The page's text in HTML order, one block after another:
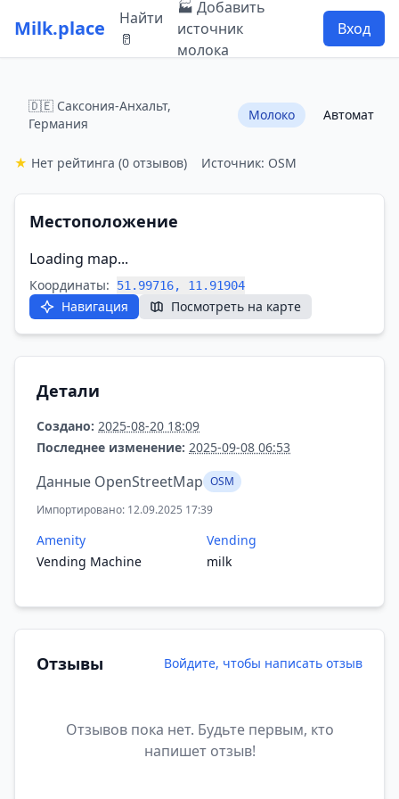
Milk.place
Найти
🥛
🏭 Добавить
источник
молока
Вход
🇩🇪 Саксония-Анхальт,
Германия
Молоко Автомат
★ Нет рейтинга (0 отзывов) Источник: OSM
Местоположение
Loading map...
Координаты: 51.99716, 11.91904
Навигация Посмотреть на карте
Детали
Создано: 2025-08-20 18:09
Последнее изменение: 2025-09-08 06:53
Данные OpenStreetMap OSM
Импортировано: 12.09.2025 17:39
Amenity
Vending Machine
Vending
milk
Отзывы Войдите, чтобы написать отзыв
Отзывов пока нет. Будьте первым, кто
напишет отзыв!